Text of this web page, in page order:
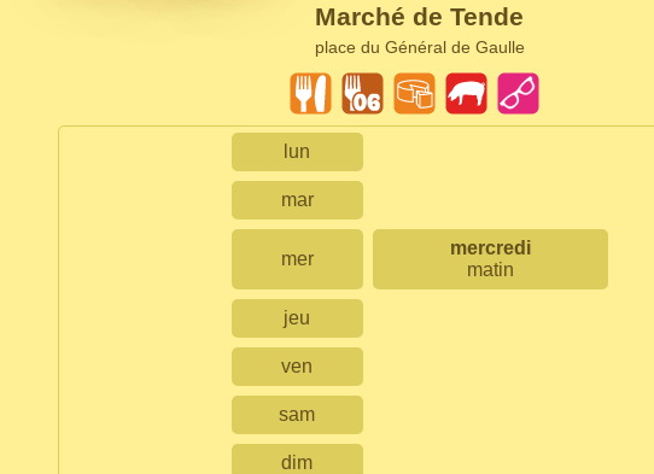
Marché de Tende
place du Général de Gaulle
lun
mar
mer
mercredi
matin
jeu
ven
sam
dim